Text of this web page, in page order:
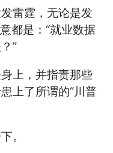
雷霆，无论是发
都是：“就业数据
”
上，并指责那些
上了所谓的“川普
。